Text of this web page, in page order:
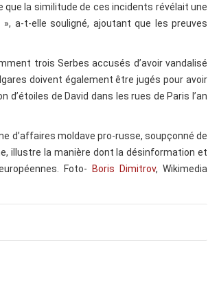
la similitude de ces incidents révélait une
a-t-elle souligné, ajoutant que les preuves
trois Serbes accusés d’avoir vandalisé
doivent également être jugés pour avoir
de David dans les rues de Paris l’an
d’affaires moldave pro-russe, soupçonné de
illustre la manière dont la désinformation et
Foto- Boris Dimitrov, Wikimedia